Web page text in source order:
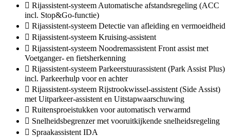
Rijassistent-systeem Automatische afstandsregeling (ACC
incl. Stop&Go-functie)
Rijassistent-systeem Detectie van afleiding en vermoeidheid
Rijassistent-systeem Kruising-assistent
Rijassistent-systeem Noodremassistent Front assist met
Voetganger- en fietsherkenning
Rijassistent-systeem Parkeerstuurassistent (Park Assist Plus)
incl. Parkeerhulp voor en achter
Rijassistent-systeem Rijstrookwissel-assistent (Side Assist)
met Uitparkeer-assistent en Uitstapwaarschuwing
Ruitensproeistukken voor automatisch verwarmd
Snelheidsbegrenzer met vooruitkijkende snelheidsregeling
Spraakassistent IDA